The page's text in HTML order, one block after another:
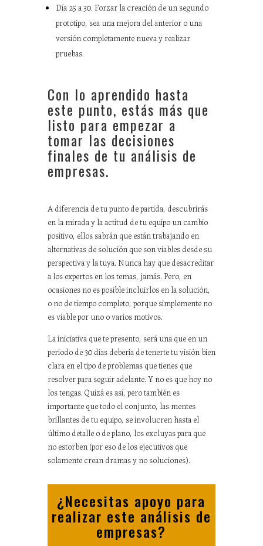
Día 25 a 30. Forzar la creación de un segundo
prototipo, sea una mejora del anterior o una
versión completamente nueva y realizar
pruebas.
Con lo aprendido hasta
este punto, estás más que
listo para empezar a
tomar las decisiones
finales de tu análisis de
empresas.
A diferencia de tu punto de partida, descubrirás
en la mirada y la actitud de tu equipo un cambio
positivo, ellos sabrán que están trabajando en
alternativas de solución que son viables desde su
perspectiva y la tuya. Nunca hay que desacreditar
a los expertos en los temas, jamás. Pero, en
ocasiones no es posible incluirlos en la solución,
o no de tiempo completo, porque simplemente no
es viable por uno o varios motivos.
La iniciativa que te presento, será una que en un
periodo de 30 días debería de tenerte tu visión bien
clara en el tipo de problemas que tienes que
resolver para seguir adelante. Y no es que hoy no
los tengas. Quizá es así, pero también es
importante que todo el conjunto, las mentes
brillantes de tu equipo, se involucren hasta el
último detalle o de plano, los excluyas para que
no estorben (por eso de los ejecutivos que
solamente crean dramas y no soluciones).
¿Necesitas apoyo para
realizar este análisis de
empresas?